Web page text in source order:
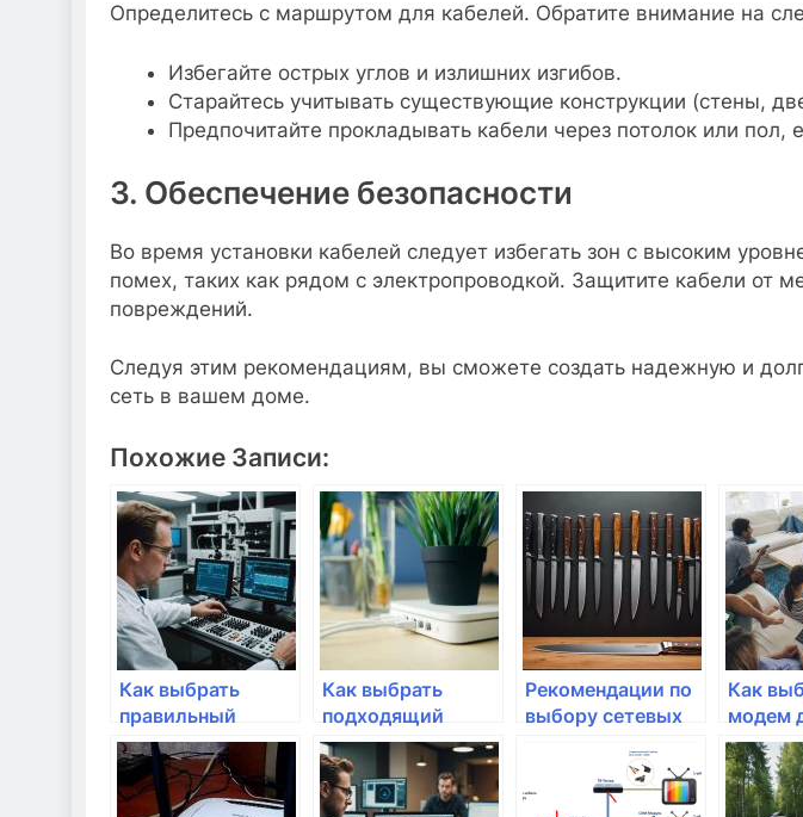
Определитесь с маршрутом для кабелей. Обратите внимание на
Избегайте острых углов и излишних изгибов.
Старайтесь учитывать существующие конструкции (стены,
Предпочитайте прокладывать кабели через потолок или пол,
3. Обеспечение безопасности
Во время установки кабелей следует избегать зон с высоким
помех, таких как рядом с электропроводкой. Защитите кабели от
повреждений.
Следуя этим рекомендациям, вы сможете создать надежную и
сеть в вашем доме.
Похожие Записи:
Как выбрать
правильный
интернет-кабель?
Как выбрать
подходящий
маршрутизатор
для домашней
сети?
Рекомендации по
выбору сетевых
Как
модем